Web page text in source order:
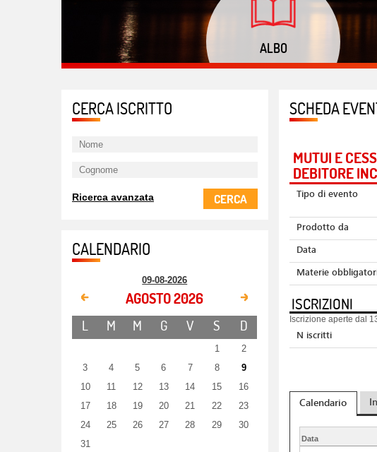
ALBO
SCHEDA
MUTUI E
DEBITORE
Tipo di evento
Prodotto da
Data
Materie
ISCRIZIONI
Iscrizione aperte dal
N iscritti
Calendario
Data
CERCA ISCRITTO
CERCA
Ricerca avanzata
CALENDARIO
09-08-2026
AGOSTO 2026
L M M G V S D
1
2
3
4 5 6 7 8
9
10
11 12 13 14 15
16
17
18 19 20 21 22
23
24
25 26 27 28 29
30
31